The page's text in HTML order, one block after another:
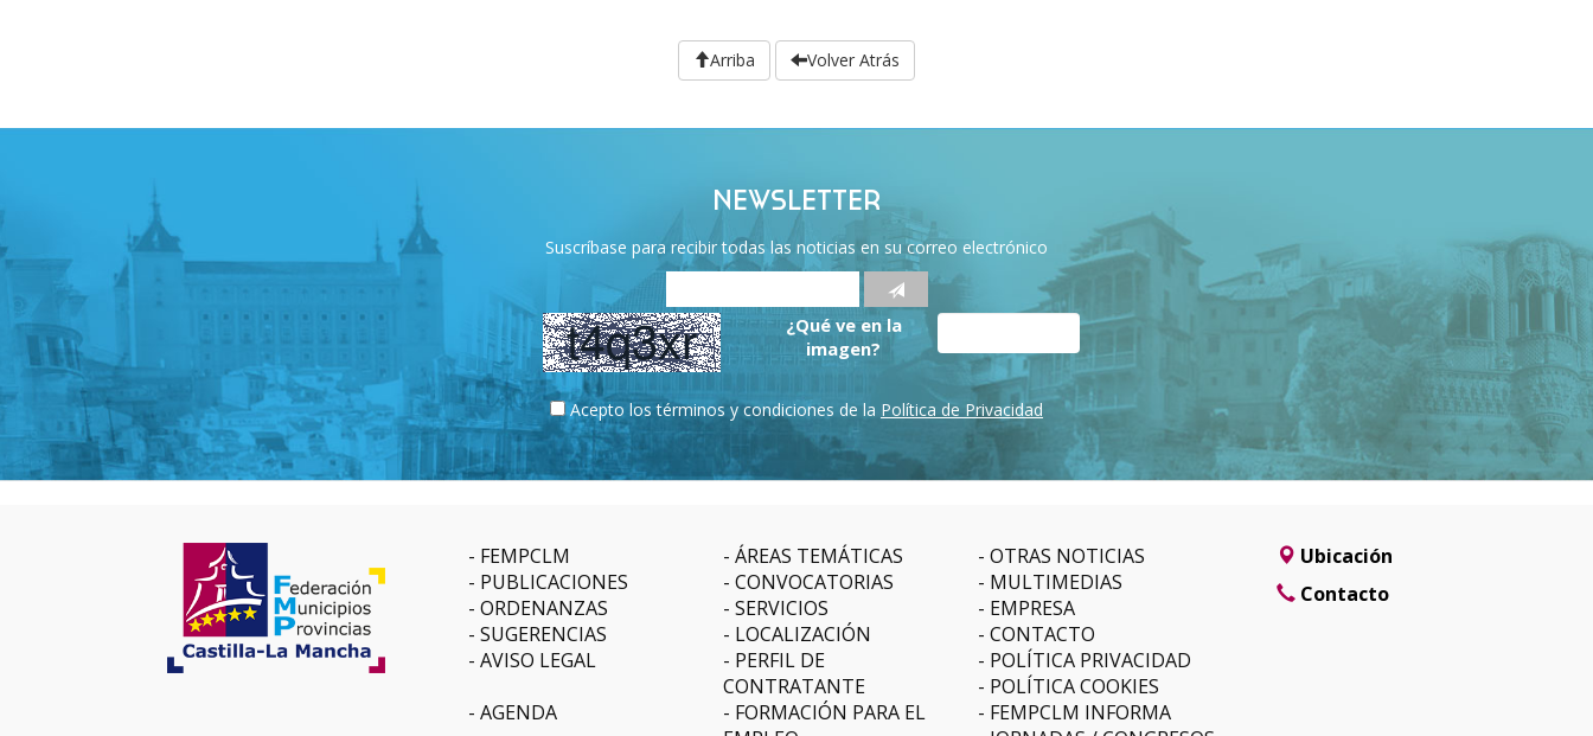
Arriba Volver Atrás
NEWSLETTER
Suscríbase para recibir todas las noticias en su correo electrónico
¿Qué ve en la
imagen?
Acepto los términos y condiciones de la Política de Privacidad
FEMPCLM ÁREAS TEMÁTICAS
OTRAS NOTICIAS
PUBLICACIONES
CONVOCATORIAS
MULTIMEDIAS
ORDENANZAS
SERVICIOS
EMPRESA
SUGERENCIAS
LOCALIZACIÓN
CONTACTO
AVISO LEGAL
PERFIL DE
CONTRATANTE
POLÍTICA PRIVACIDAD
POLÍTICA COOKIES
AGENDA
FORMACIÓN PARA EL
FEMPCLM INFORMA
Ubicación
Contacto